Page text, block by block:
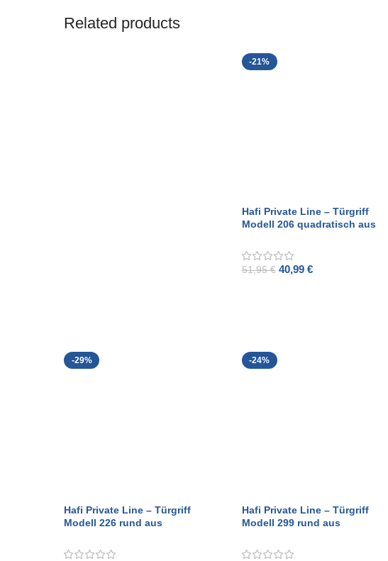
Related products
-21%
Hafi Private Line – Türgriff
Modell 206 quadratisch aus
51,95€ 40,99 €
-29%
Hafi Private Line – Türgriff
Modell 226 rund aus
-24%
Hafi Private Line – Türgriff
Modell 299 rund aus